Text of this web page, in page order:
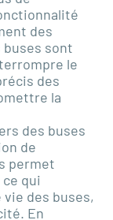
des
sont
le
des
la
des buses
de
permet
qui
des buses,
En